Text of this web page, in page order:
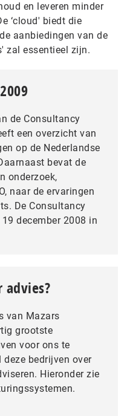
en leveren minder
‘cloud' biedt die
aanbiedingen van de
zal essentieel zijn.
de Consultancy
een overzicht van
op de Nederlandse
bevat de
onderzoek,
naar de ervaringen
De Consultancy
december 2008 in
advies?
van Mazars
grootste
voor ons te
deze bedrijven over
Hieronder zie